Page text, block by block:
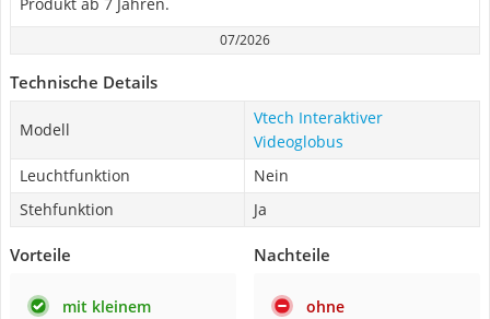
07/2026
Technische Details
Modell
Vtech Interaktiver
Videoglobus
Leuchtfunktion
Nein
Stehfunktion
Ja
Vorteile
mit kleinem
Nachteile
ohne